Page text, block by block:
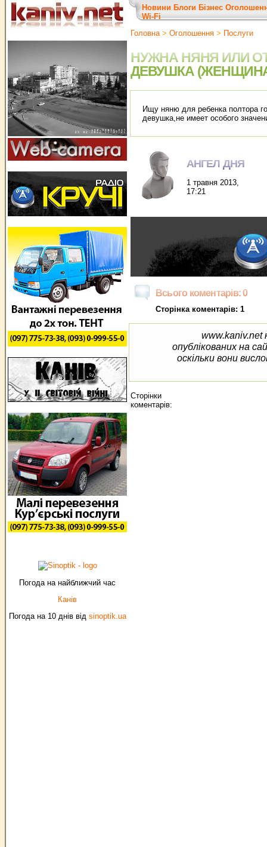
Погода на найближчий час
Канів
Погода на 10 днів від sinoptik.ua
Новини Блоги Бізнес
Wi-Fi
Головна> Оголошення > Послуги
НУЖНА НЯНЯ ИЛИ
ДЕВУШКА
Ищу няню для ребенка полтора
девушка,не имеет особого
АНГЕЛ ДНЯ
1 травня 2013,
17:21
Всього коментарів: 0
Сторінка коментарів: 1
www.kaniv.net
опублікованих на
оскільки вони
Сторінки
коментарів: